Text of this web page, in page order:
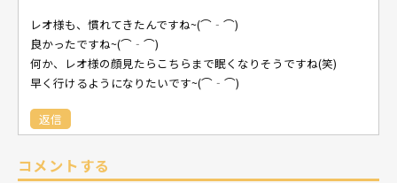
レオ様も、慣れてきたんですね~(⌒‐⌒)
良かったですね~(⌒‐⌒)
何か、レオ様の顔見たらこちらまで眠くなりそうですね(笑)
早く行けるようになりたいです~(⌒‐⌒)
返信
コメントする